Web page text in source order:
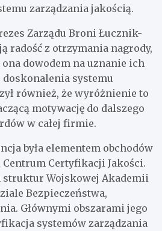
zarządzania jakością.
Zarządu Broni Łucznik-
radość z otrzymania nagrody,
dowodem na uznanie ich
systemu
również, że wyróżnienie to
motywację do dalszego
w całej firmie.
była elementem obchodów
Centrum Certyfikacji Jakości.
struktur Wojskowej Akademii
Bezpieczeństwa,
Głównymi obszarami jego
systemów zarządzania